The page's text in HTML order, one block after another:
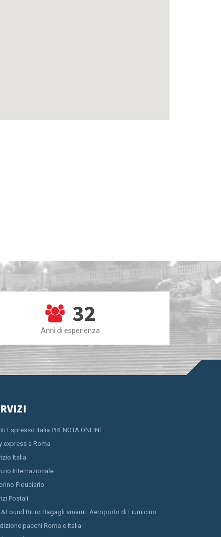
32
Anni di esperienza
Espresso Italia PRENOTA ONLINE
express a Roma
Italia
Internazionale
Fiduciario
Postali
Ritiro Bagagli smarriti Aeroporto di Fiumicino
pacchi Roma e Italia